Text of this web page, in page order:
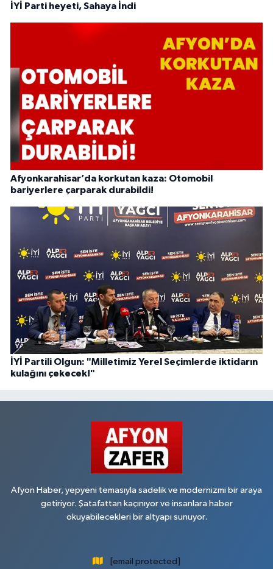
İYİ Parti heyeti, Sahaya İndi
Afyonkarahisar’da korkutan kaza: Otomobil
bariyerlere çarparak durabildi!
İYİ Partili Olgun: "Milletimiz Yerel Seçimlerde iktidarın
kulağını çekecek!"
Afyon Haber, yepyeni temasıyla sadelik ve modernizmi bir araya
getiriyor. Şatafattan kaçınıyor ve insanlara haber
okuyabilecekleri bir altyapı sunuyor.
[email protected]